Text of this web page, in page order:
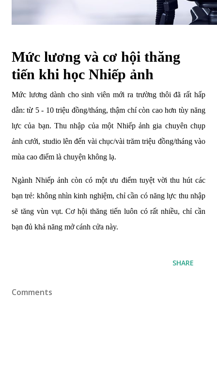
Mức lương và cơ hội thăng
tiến khi học Nhiếp ảnh
Mức lương dành cho sinh viên mới ra trường thôi đã rất hấp
dẫn: từ 5 - 10 triệu đồng/tháng, thậm chí còn cao hơn tùy năng
lực của bạn. Thu nhập của một Nhiếp ảnh gia chuyên chụp
ảnh cưới, studio lên đến vài chục/vài trăm triệu đồng/tháng vào
mùa cao điểm là chuyện không lạ.
Ngành Nhiếp ảnh còn có một ưu điểm tuyệt vời thu hút các
bạn trẻ: không nhìn kinh nghiệm, chỉ cần có năng lực thu nhập
sẽ tăng vùn vụt. Cơ hội thăng tiến luôn có rất nhiều, chỉ cần
bạn đủ khả năng mở cánh cửa này.
SHARE
Comments